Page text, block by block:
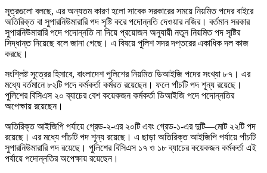
সূত্রগুলো বলছে, এর অন্যতম কারণ হলো সাবেক সরকারের সময়ে নিয়মিত পদের বাইরে
অতিরিক্ত বা সুপারনিউমারারি পদ সৃষ্টি করে পদোন্নতি দেওয়ার নজির। বর্তমান সরকার
সুপারনিউমারারি পদে পদোন্নতি না দিয়ে প্রয়োজন অনুযায়ী নতুন নিয়মিত পদ সৃষ্টির
সিদ্ধান্ত নিয়েছে বলে জানা গেছে। এ বিষয়ে পুলিশ সদর দপ্তরের একাধিক দল কাজ
করছে।
সংশ্লিষ্ট সূত্রের হিসাবে, বাংলাদেশ পুলিশের নিয়মিত ডিআইজি পদের সংখ্যা ৮৭। এর
মধ্যে বর্তমানে ৮২টি পদে কর্মকর্তা কর্মরত রয়েছেন। ফলে পাঁচটি পদ শূন্য রয়েছে।
পুলিশের বিসিএস ২০ ব্যাচের বেশ কয়েকজন কর্মকর্তা ডিআইজি পদে পদোন্নতির
অপেক্ষায় রয়েছেন।
অতিরিক্ত আইজিপি পর্যায়ে গ্রেড-২-এর ২০টি এবং গ্রেড-১-এর দুটি—মোট ২২টি পদ
রয়েছে। এর মধ্যে পাঁচটি পদ শূন্য রয়েছে। এ ছাড়া অতিরিক্ত আইজিপি পর্যায়ে পাঁচটি
সুপারনিউমারারি পদ রয়েছে। পুলিশের বিসিএস ১৭ ও ১৮ ব্যাচের কয়েকজন কর্মকর্তা এই
পর্যায়ে পদোন্নতির অপেক্ষায় রয়েছেন।